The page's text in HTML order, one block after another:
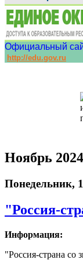
Официальный
http://edu.gov.ru
Ноябрь 2024
Понедельник,
"Россия-
Информация:
"Россия-страна со